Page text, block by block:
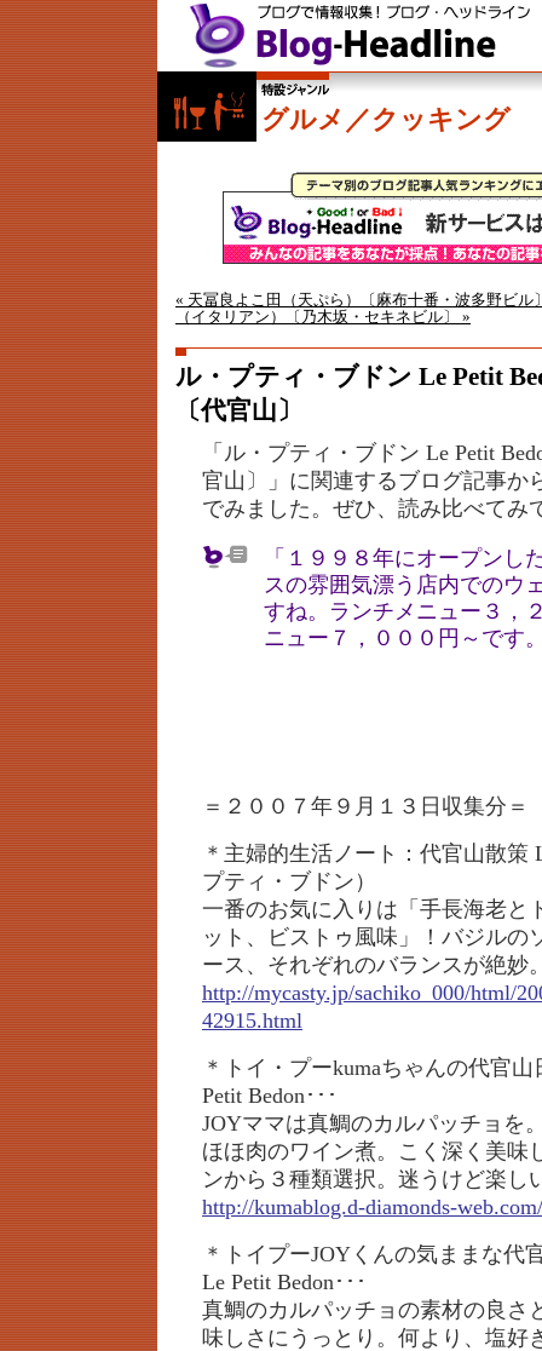
グルメ／クッキング
« 天冨良よこ田（天ぷら）〔麻布十番・波多野ビル
（イタリアン）〔乃木坂・セキネビル〕 »
ル・プティ・ブドン Le Petit
〔代官山〕
「ル・プティ・ブドン Le Petit
官山〕」に関連するブログ記事か
でみました。ぜひ、読み比べてみ
「１９９８年にオープンし
スの雰囲気漂う店内でのウ
すね。ランチメニュー３，
ニュー７，０００円～です
＝２００７年９月１３日収集分＝
＊主婦的生活ノート：代官山散策
プティ・ブドン）
一番のお気に入りは「手長海老と
ット、ビストゥ風味」！バジルの
ース、それぞれのバランスが絶妙
http://mycasty.jp/sachiko_000/html/
42915.html
＊トイ・プーkumaちゃんの代官
Petit Bedon･･･
JOYママは真鯛のカルパッチョを
ほほ肉のワイン煮。こく深く美味
ンから３種類選択。迷うけど楽し
http://kumablog.d-diamonds-
＊トイプーJOYくんの気ままな
Le Petit Bedon･･･
真鯛のカルパッチョの素材の良さ
味しさにうっとり。何より、塩好